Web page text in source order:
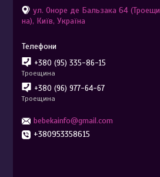
ул. Оноре де Бальзака 64 (Троещи
на), Київ, Україна
+380 (95) 335-86-15
Троещина
+380 (96) 977-64-67
Троещина
bebekainfo@gmail.com
+380953358615